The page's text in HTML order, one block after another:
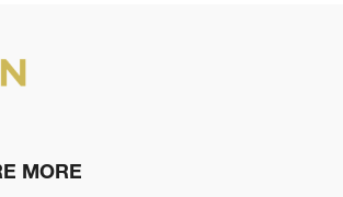
MORE